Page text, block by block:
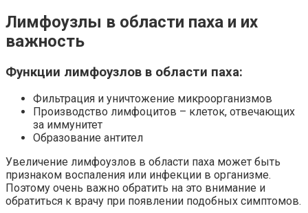
Лимфоузлы в области паха и их
важность
Функции лимфоузлов в области паха:
Фильтрация и уничтожение микроорганизмов
Производство лимфоцитов – клеток, отвечающих
за иммунитет
Образование антител
Увеличение лимфоузлов в области паха может быть
признаком воспаления или инфекции в организме.
Поэтому очень важно обратить на это внимание и
обратиться к врачу при появлении подобных симптомов.